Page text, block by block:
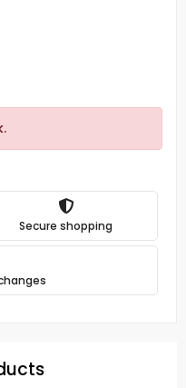
Secure shopping